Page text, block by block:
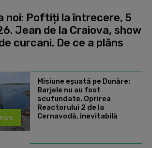
noi: Poftiți la întrecere, 5
Jean de la Craiova, show
curcani. De ce a plâns
Misiune eșuată pe Dunăre:
Barjele nu au fost
scufundate. Oprirea
Reactorului 2 de la
Cernavodă, inevitabilă